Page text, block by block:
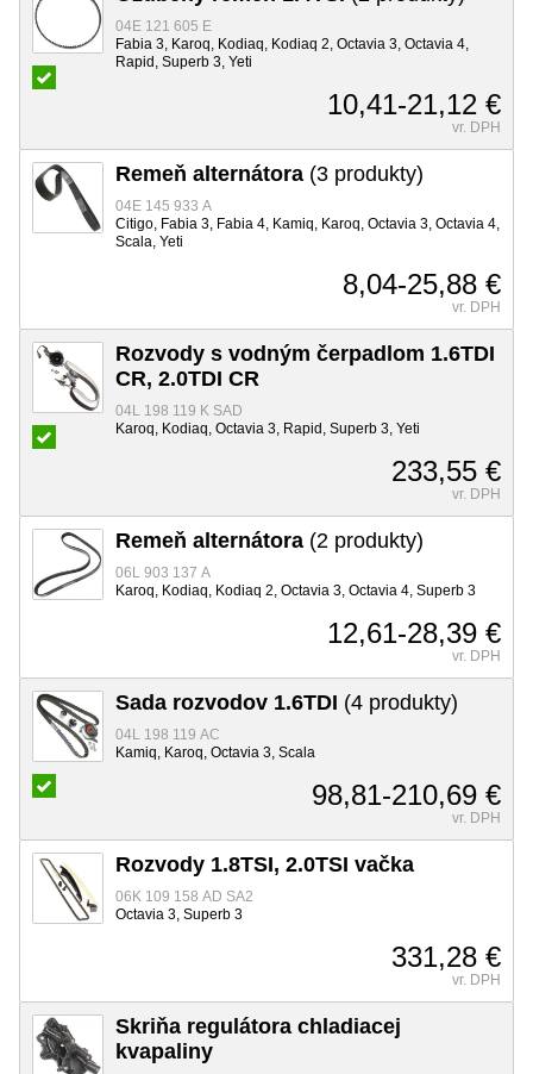
04E 121 605 E
Fabia 3, Karoq, Kodiaq, Kodiaq 2, Octavia 3, Octavia 4,
Rapid, Superb 3, Yeti
10,41-21,12 €
vr. DPH
Remeň alternátora (3 produkty)
04E 145 933 A
Citigo, Fabia 3, Fabia 4, Kamiq, Karoq, Octavia 3, Octavia 4,
Scala, Yeti
8,04-25,88 €
vr. DPH
Rozvody s vodným čerpadlom 1.6TDI
CR, 2.0TDI CR
04L 198 119 K SAD
Karoq, Kodiaq, Octavia 3, Rapid, Superb 3, Yeti
233,55 €
vr. DPH
Remeň alternátora (2 produkty)
06L 903 137 A
Karoq, Kodiaq, Kodiaq 2, Octavia 3, Octavia 4, Superb 3
12,61-28,39 €
vr. DPH
Sada rozvodov 1.6TDI (4 produkty)
04L 198 119 AC
Kamiq, Karoq, Octavia 3, Scala
98,81-210,69 €
vr. DPH
Rozvody 1.8TSI, 2.0TSI vačka
06K 109 158 AD SA2
Octavia 3, Superb 3
331,28 €
vr. DPH
Skriňa regulátora chladiacej
kvapaliny